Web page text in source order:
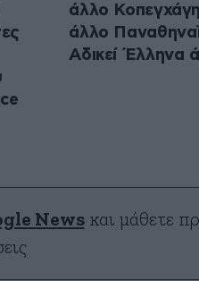
άλλο Κοπεγχάγη
άλλο
Αδικεί Έλληνα
Newsκαι μάθετε